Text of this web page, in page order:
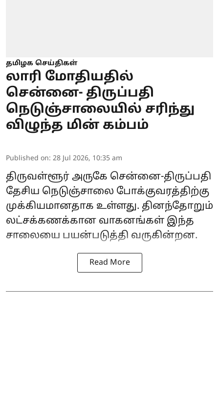
தமிழக செய்திகள்
லாரி மோதியதில்
சென்னை- திருப்பதி
நெடுஞ்சாலையில் சரிந்து
விழுந்த மின் கம்பம்
Published on: 28 Jul 2026, 10:35 am
திருவள்ளூர் அருகே சென்னை-திருப்பதி
தேசிய நெடுஞ்சாலை போக்குவரத்திற்கு
முக்கியமானதாக உள்ளது. தினந்தோறும்
லட்சக்கணக்கான வாகனங்கள் இந்த
சாலையை பயன்படுத்தி வருகின்றன.
Read More